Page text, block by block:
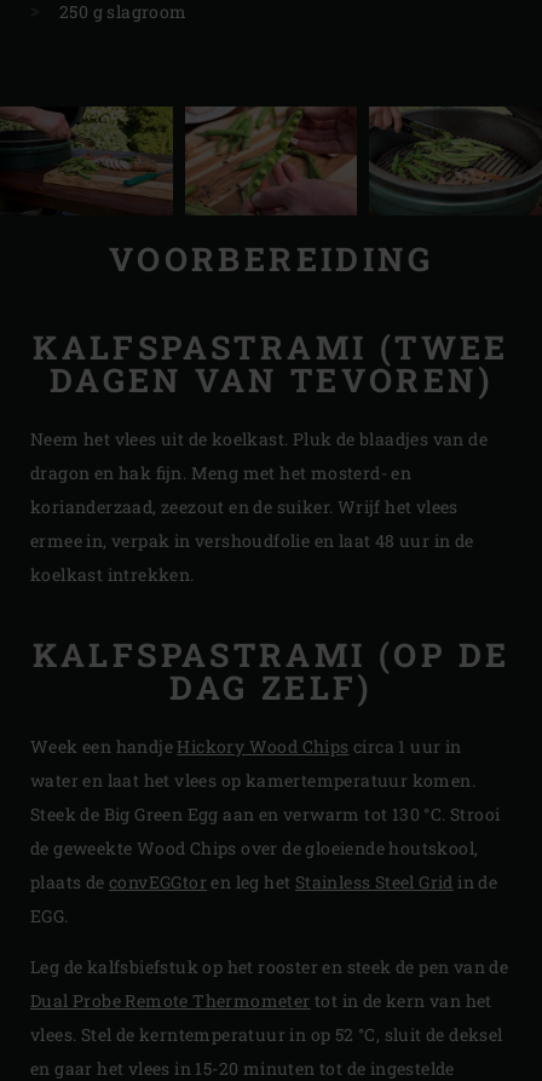
250 g slagroom
VOORBEREIDING
KALFSPASTRAMI (TWEE
DAGEN VAN TEVOREN)
Neem het vlees uit de koelkast. Pluk de blaadjes van de
dragon en hak fijn. Meng met het mosterd- en
korianderzaad, zeezout en de suiker. Wrijf het vlees
ermee in, verpak in vershoudfolie en laat 48 uur in de
koelkast intrekken.
KALFSPASTRAMI (OP DE
DAG ZELF)
Week een handjeHickory Wood Chips circa 1 uur in
water en laat het vlees op kamertemperatuur komen.
Steek de Big Green Egg aan en verwarm tot 130 °C. Strooi
de geweekte Wood Chips over de gloeiende houtskool,
plaats deconvEGGtor en leg het Stainless Steel Grid in de
EGG.
Leg de kalfsbiefstuk op het rooster en steek de pen van de
Dual Probe Remote Thermometer tot in de kern van het
vlees. Stel de kerntemperatuur in op 52 °C, sluit de deksel
en gaar het vlees in 15-20 minuten tot de ingestelde